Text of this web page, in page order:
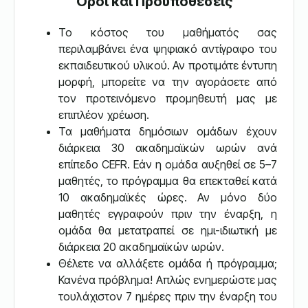
Το κόστος του μαθήματός σας
περιλαμβάνει ένα ψηφιακό αντίγραφο του
εκπαιδευτικού υλικού. Αν προτιμάτε έντυπη
μορφή, μπορείτε να την αγοράσετε από
τον προτεινόμενο προμηθευτή μας με
επιπλέον χρέωση.
Τα μαθήματα δημόσιων ομάδων έχουν
διάρκεια 30 ακαδημαϊκών ωρών ανά
επίπεδο CEFR. Εάν η ομάδα αυξηθεί σε 5–7
μαθητές, το πρόγραμμα θα επεκταθεί κατά
10 ακαδημαϊκές ώρες. Αν μόνο δύο
μαθητές εγγραφούν πριν την έναρξη, η
ομάδα θα μετατραπεί σε ημι-ιδιωτική με
διάρκεια 20 ακαδημαϊκών ωρών.
Θέλετε να αλλάξετε ομάδα ή πρόγραμμα;
Κανένα πρόβλημα! Απλώς ενημερώστε μας
τουλάχιστον 7 ημέρες πριν την έναρξη του